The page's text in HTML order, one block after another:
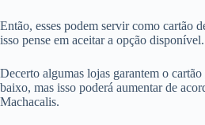
Então, esses podem servir como cartão
isso pense em aceitar a opção disponível.
Decerto algumas lojas garantem o
baixo, mas isso poderá aumentar de
Machacalis.